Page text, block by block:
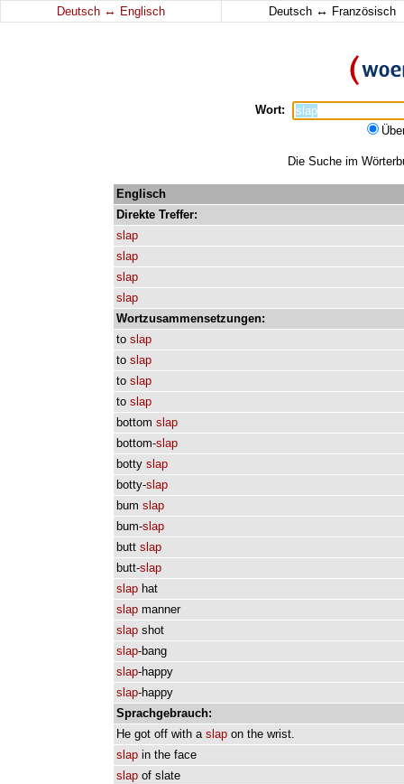
Deutsch ↔ Englisch Deutsch ↔ Französisch
Wort:
Die Suche im
Englisch
Direkte Treffer:
slap
slap
slap
slap
Wortzusammensetzungen:
to slap
to slap
to slap
to slap
bottom slap
bottom-slap
botty slap
botty-slap
bum slap
bum-slap
butt slap
butt-slap
slap hat
slap manner
slap shot
slap-bang
slap-happy
slap-happy
Sprachgebrauch:
He got off with a slap on the wrist.
slap in the face
slap of slate